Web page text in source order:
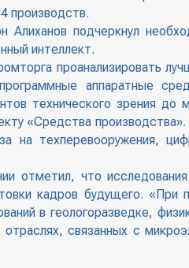
производств.
подчеркнул
интеллект.
проанализировать
аппаратные
технического зрения до
«Средства
на техперевооружения,
отметил, что
кадров будущего.
в геологоразведке,
связанных с